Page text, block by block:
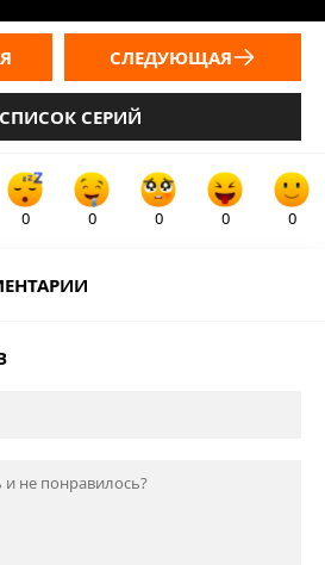
СПИСОК СЕРИЙ
СЛЕДУЮЩАЯ
0 0 0 0 0